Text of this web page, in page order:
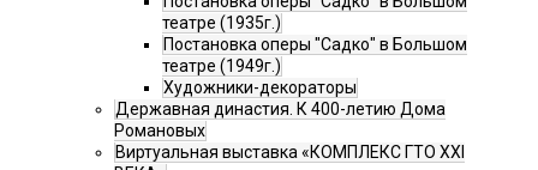
театре (1935г.)
Постановка оперы "Садко" в Большом
театре (1949г.)
Художники-декораторы
Державная династия. К 400-летию Дома
Романовых
Виртуальная выставка «КОМПЛЕКС ГТО XXI